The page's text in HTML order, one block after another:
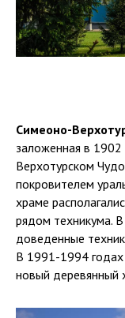
Симеоно-
заложенная в
Верхотурском
покровителем
храме
рядом техникума.
доведенные
В 1991-1994
новый деревянный